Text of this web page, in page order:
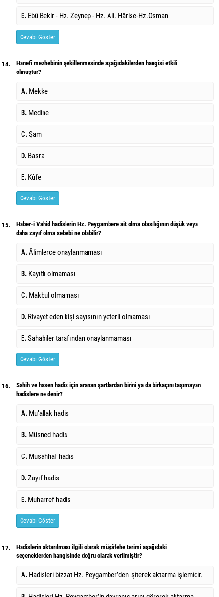
E. Ebû Bekir - Hz. Zeynep - Hz. Ali. Hârise-Hz.Osman
Cevabı Göster
14.
Hanefî mezhebinin şekillenmesinde aşağıdakilerden hangisi etkili
olmuştur?
A. Mekke
B. Medine
C.Şam
D. Basra
E. Kûfe
Cevabı Göster
15.
Haber-i Vahid hadislerin Hz. Peygambere ait olma olasılığının düşük veya
daha zayıf olma sebebi ne olabilir?
A.Âlimlerce onaylanmaması
B. Kayıtlı olmaması
C. Makbul olmaması
D. Rivayet eden kişi sayısının yeterli olmaması
E.Sahabiler tarafından onaylanmaması
Cevabı Göster
16.
Sahih ve hasen hadis için aranan şartlardan birini ya da birkaçını taşımayan
hadislere ne denir?
A. Mu’allak hadis
B. Müsned hadis
C. Musahhaf hadis
D.Zayıf hadis
E. Muharref hadis
Cevabı Göster
17.
Hadislerin aktarılması ilgili olarak müşâfehe terimi aşağıdaki
seçeneklerden hangisinde doğru olarak verilmiştir?
A. Hadisleri bizzat Hz. Peygamber’den işiterek aktarma işlemidir.